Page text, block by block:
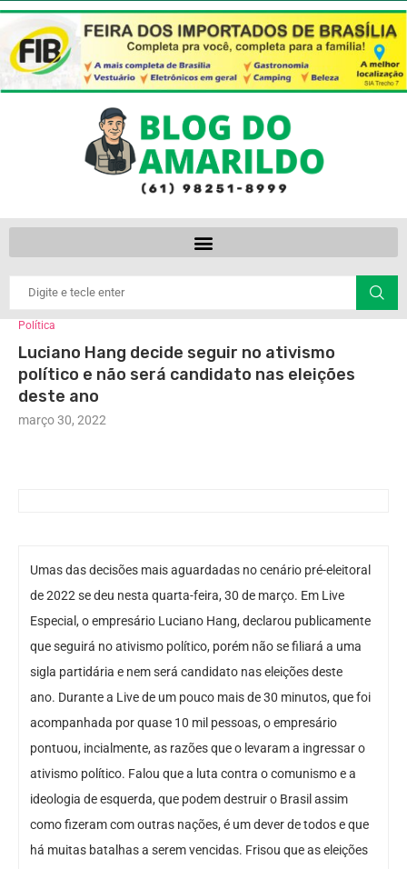
Política
Luciano Hang decide seguir no ativismo
político e não será candidato nas eleições
deste ano
março 30, 2022
Umas das decisões mais aguardadas no cenário pré-eleitoral
de 2022 se deu nesta quarta-feira, 30 de março. Em Live
Especial, o empresário Luciano Hang, declarou publicamente
que seguirá no ativismo político, porém não se filiará a uma
sigla partidária e nem será candidato nas eleições deste
ano. Durante a Live de um pouco mais de 30 minutos, que foi
acompanhada por quase 10 mil pessoas, o empresário
pontuou, incialmente, as razões que o levaram a ingressar o
ativismo político. Falou que a luta contra o comunismo e a
ideologia de esquerda, que podem destruir o Brasil assim
como fizeram com outras nações, é um dever de todos e que
há muitas batalhas a serem vencidas. Frisou que as eleições